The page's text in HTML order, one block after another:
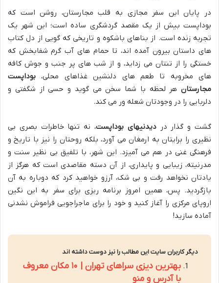
در پایان این سفر مجازی به قلب مجارستان، روشن است که
بوداپست بیش از یک مقصد گردشگری ساده است؛ این شهر یک
تجربه زنده است. از بناهای باشکوه و تاریخی که گویی از دل کتاب
های داستان بیرون آمده اند، تا حمام های آب گرم شفابخش که
خستگی را از تنتان می زداید، و از شب های پر جنب و جوش کافه
های مخروبه تا طعم های دلنشین غذاهای محلی، بوداپست
مجارستان هر لحظه با شما سخن می گوید و حسی از شگفتی و
دلربایی را در وجودتان شعله ور می کند.
گشت و گذار دردیدنیهای بوداپست، نه تنها خاطرات بصری بی
نظیری را برایتان به ارمغان می آورد، بلکه روحتان را نیز با تاریخ و
فرهنگی غنی در هم می آمیزد. این شهر، با تلفیق بی نظیر سنت و
مدرنیته، زیبایی و پایداری، از آن دسته مقاصدی است که هرگز از
یادتان نخواهد رفت و بی شک، آرزو خواهید کرد که دوباره به آن
بازگردید. پس، همین امروز برنامه ریزی برای سفر به این نگین
اروپای مرکزی را آغاز کنید و خود را برای ماجراجویی فراموش نشدنی
آماده سازید!
دیگر کاربران سایت این مطالب را نیز دوست داشته اند
بهترین دیزی سراهای تهران | ۱۰ مکان معروف
با آدرس و منو